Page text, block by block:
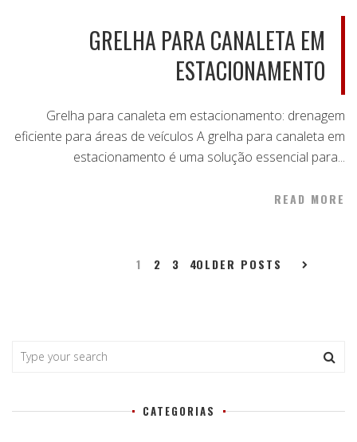
GRELHA PARA CANALETA EM
ESTACIONAMENTO
Grelha para canaleta em estacionamento: drenagem
eficiente para áreas de veículos A grelha para canaleta em
estacionamento é uma solução essencial para...
READ MORE
1 2 3 4OLDER POSTS
CATEGORIAS